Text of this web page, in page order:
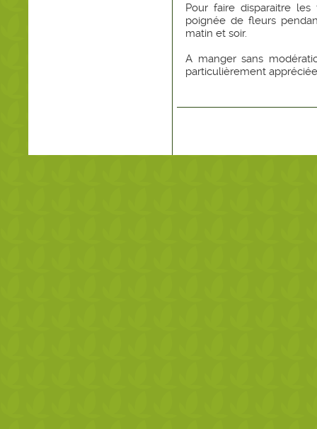
Pour faire disparaitre
poignée de fleurs
matin et soir.
A manger sans
particulièrement